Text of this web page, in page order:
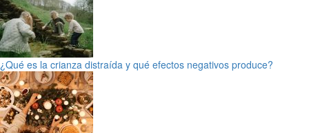
¿Qué es la crianza distraída y qué efectos negativos produce?